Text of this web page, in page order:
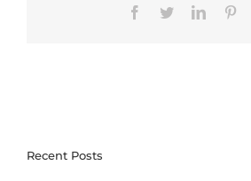
Facebook
Twitter
Recent Posts